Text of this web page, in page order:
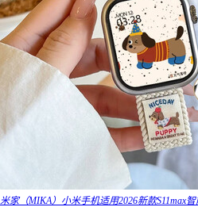
米家（MIKA）小米手机适用2026新款S11max